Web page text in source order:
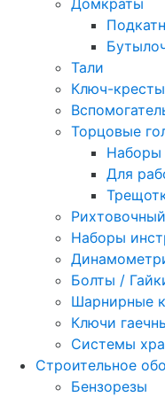
Домкраты
Тали
Ключ-кресты
Торцовые
Наборы
Для
Наборы
Болты /
Шарнирные
Ключи
Системы
Строительное
Бензорезы